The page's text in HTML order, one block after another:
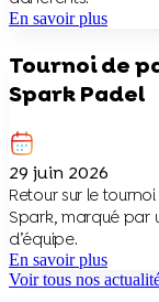
En savoir plus
Tournoi de
Spark Padel
29 juin 2026
Retour sur le
Spark, marqué par
d’équipe.
En savoir plus
Voir tous nos